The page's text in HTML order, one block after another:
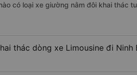
có loại xe giường nằm đôi khai thác
thác dòng xe Limousine đi Ninh